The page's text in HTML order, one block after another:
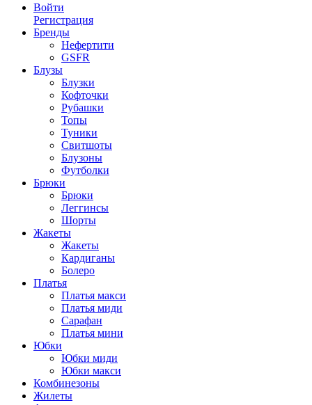
Войти
Регистрация
Бренды
Нефертити
GSFR
Блузы
Блузки
Кофточки
Рубашки
Топы
Туники
Свитшоты
Блузоны
Футболки
Брюки
Брюки
Леггинсы
Шорты
Жакеты
Жакеты
Кардиганы
Болеро
Платья
Платья макси
Платья миди
Сарафан
Платья мини
Юбки
Юбки миди
Юбки макси
Комбинезоны
Жилеты